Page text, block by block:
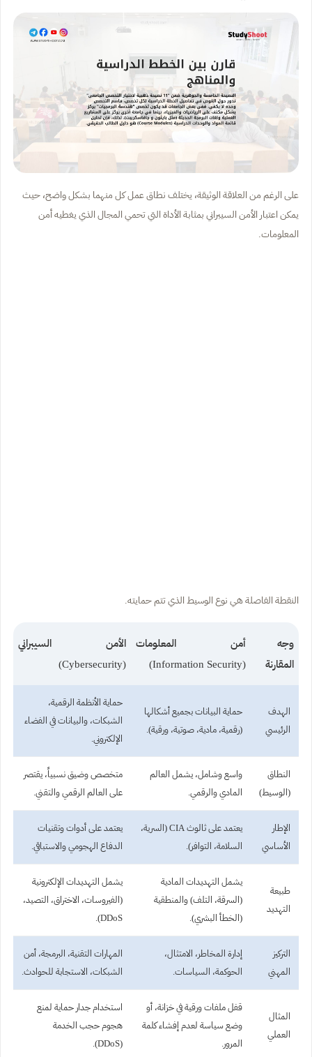
على الرغم من العلاقة الوثيقة، يختلف نطاق عمل كل منهما بشكل واضح، حيث
يمكن اعتبار الأمن السيبراني بمثابة الأداة التي تحمي المجال الذي يغطيه أمن
المعلومات.
النقطة الفاصلة هي نوع الوسيط الذي تتم حمايته.
وجه
المقارنة
أمن المعلومات
(Information Security)
الأمن السيبراني
(Cybersecurity)
الهدف
الرئيسي
حماية البيانات بجميع أشكالها
(رقمية، مادية، صوتية، ورقية).
حماية الأنظمة الرقمية،
الشبكات، والبيانات في الفضاء
الإلكتروني.
النطاق
(الوسيط)
واسع وشامل، يشمل العالم
المادي والرقمي.
متخصص وضيق نسبياً، يقتصر
على العالم الرقمي والتقني.
الإطار
الأساسي
يعتمد على ثالوث CIA (السرية،
السلامة، التوافر).
يعتمد على أدوات وتقنيات
الدفاع الهجومي والاستباقي.
طبيعة
التهديد
يشمل التهديدات المادية
(السرقة، التلف) والمنطقية
(الخطأ البشري).
يشمل التهديدات الإلكترونية
(الفيروسات، الاختراق، التصيد،
DDoS).
التركيز
المهني
إدارة المخاطر، الامتثال،
الحوكمة، السياسات.
المهارات التقنية، البرمجة، أمن
الشبكات، الاستجابة للحوادث.
المثال
العملي
قفل ملفات ورقية في خزانة، أو
وضع سياسة لعدم إفشاء كلمة
المرور.
استخدام جدار حماية لمنع
هجوم حجب الخدمة
(DDoS).